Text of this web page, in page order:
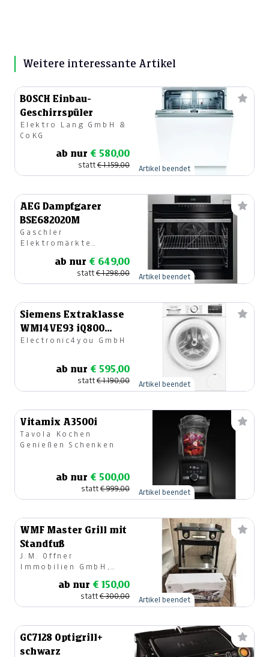
Weitere interessante Artikel
BOSCH Einbau-
Geschirrspüler
Elektro Lang GmbH &
CoKG
ab nur € 580,00
statt€ 1.159,00 Artikel beendet
AEG Dampfgarer
BSE682020M
Gaschler
Elektromärkte
ab nur € 649,00
statt€ 1.298,00 Artikel beendet
Siemens Extraklasse
WM14VE93 iQ800
Waschmaschine
Electronic4you GmbH
ab nur € 595,00
statt€ 1.190,00 Artikel beendet
Vitamix A3500i
Tavola Kochen
Genießen Schenken
ab nur € 500,00
statt€ 999,00 Artikel beendet
WMF Master Grill mit
Standfuß
J.M. Offner
Immobilien GmbH,
ab nur € 150,00
statt€ 300,00 Artikel beendet
GC7128 Optigrill+
schwarz